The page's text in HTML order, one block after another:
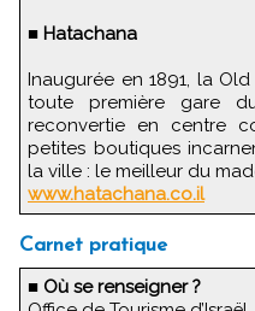
■ Hatachana
Inaugurée en 1891, la
toute première gare
reconvertie en centre
petites boutiques
la ville : le meilleur du
www.hatachana.co.il
Carnet pratique
■ Où se renseigner ?